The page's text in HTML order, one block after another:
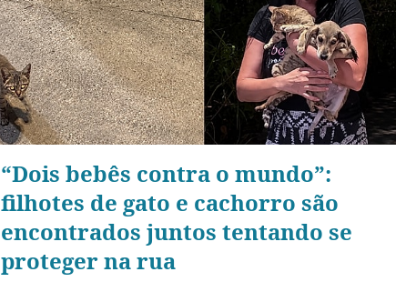
“Dois bebês contra o mundo”:
filhotes de gato e cachorro são
encontrados juntos tentando se
proteger na rua